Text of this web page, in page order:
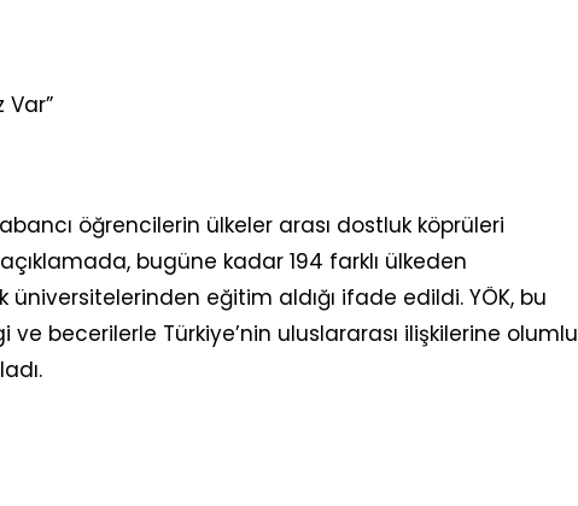
Var”
öğrencilerin ülkeler arası dostluk köprüleri
bugüne kadar 194 farklı ülkeden
üniversitelerinden eğitim aldığı ifade edildi. YÖK, bu
ve becerilerle Türkiye’nin uluslararası ilişkilerine olumlu